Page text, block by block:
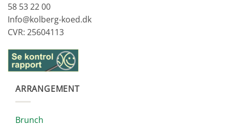
58 53 22 00
Info@kolberg-koed.dk
CVR: 25604113
ARRANGEMENT
Brunch